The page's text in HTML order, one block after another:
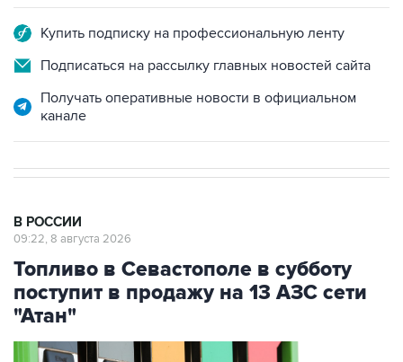
Купить подписку на профессиональную ленту
Подписаться на рассылку главных новостей сайта
Получать оперативные новости в официальном
канале
В РОССИИ
09:22, 8 августа 2026
Топливо в Севастополе в субботу
поступит в продажу на 13 АЗС сети
"Атан"